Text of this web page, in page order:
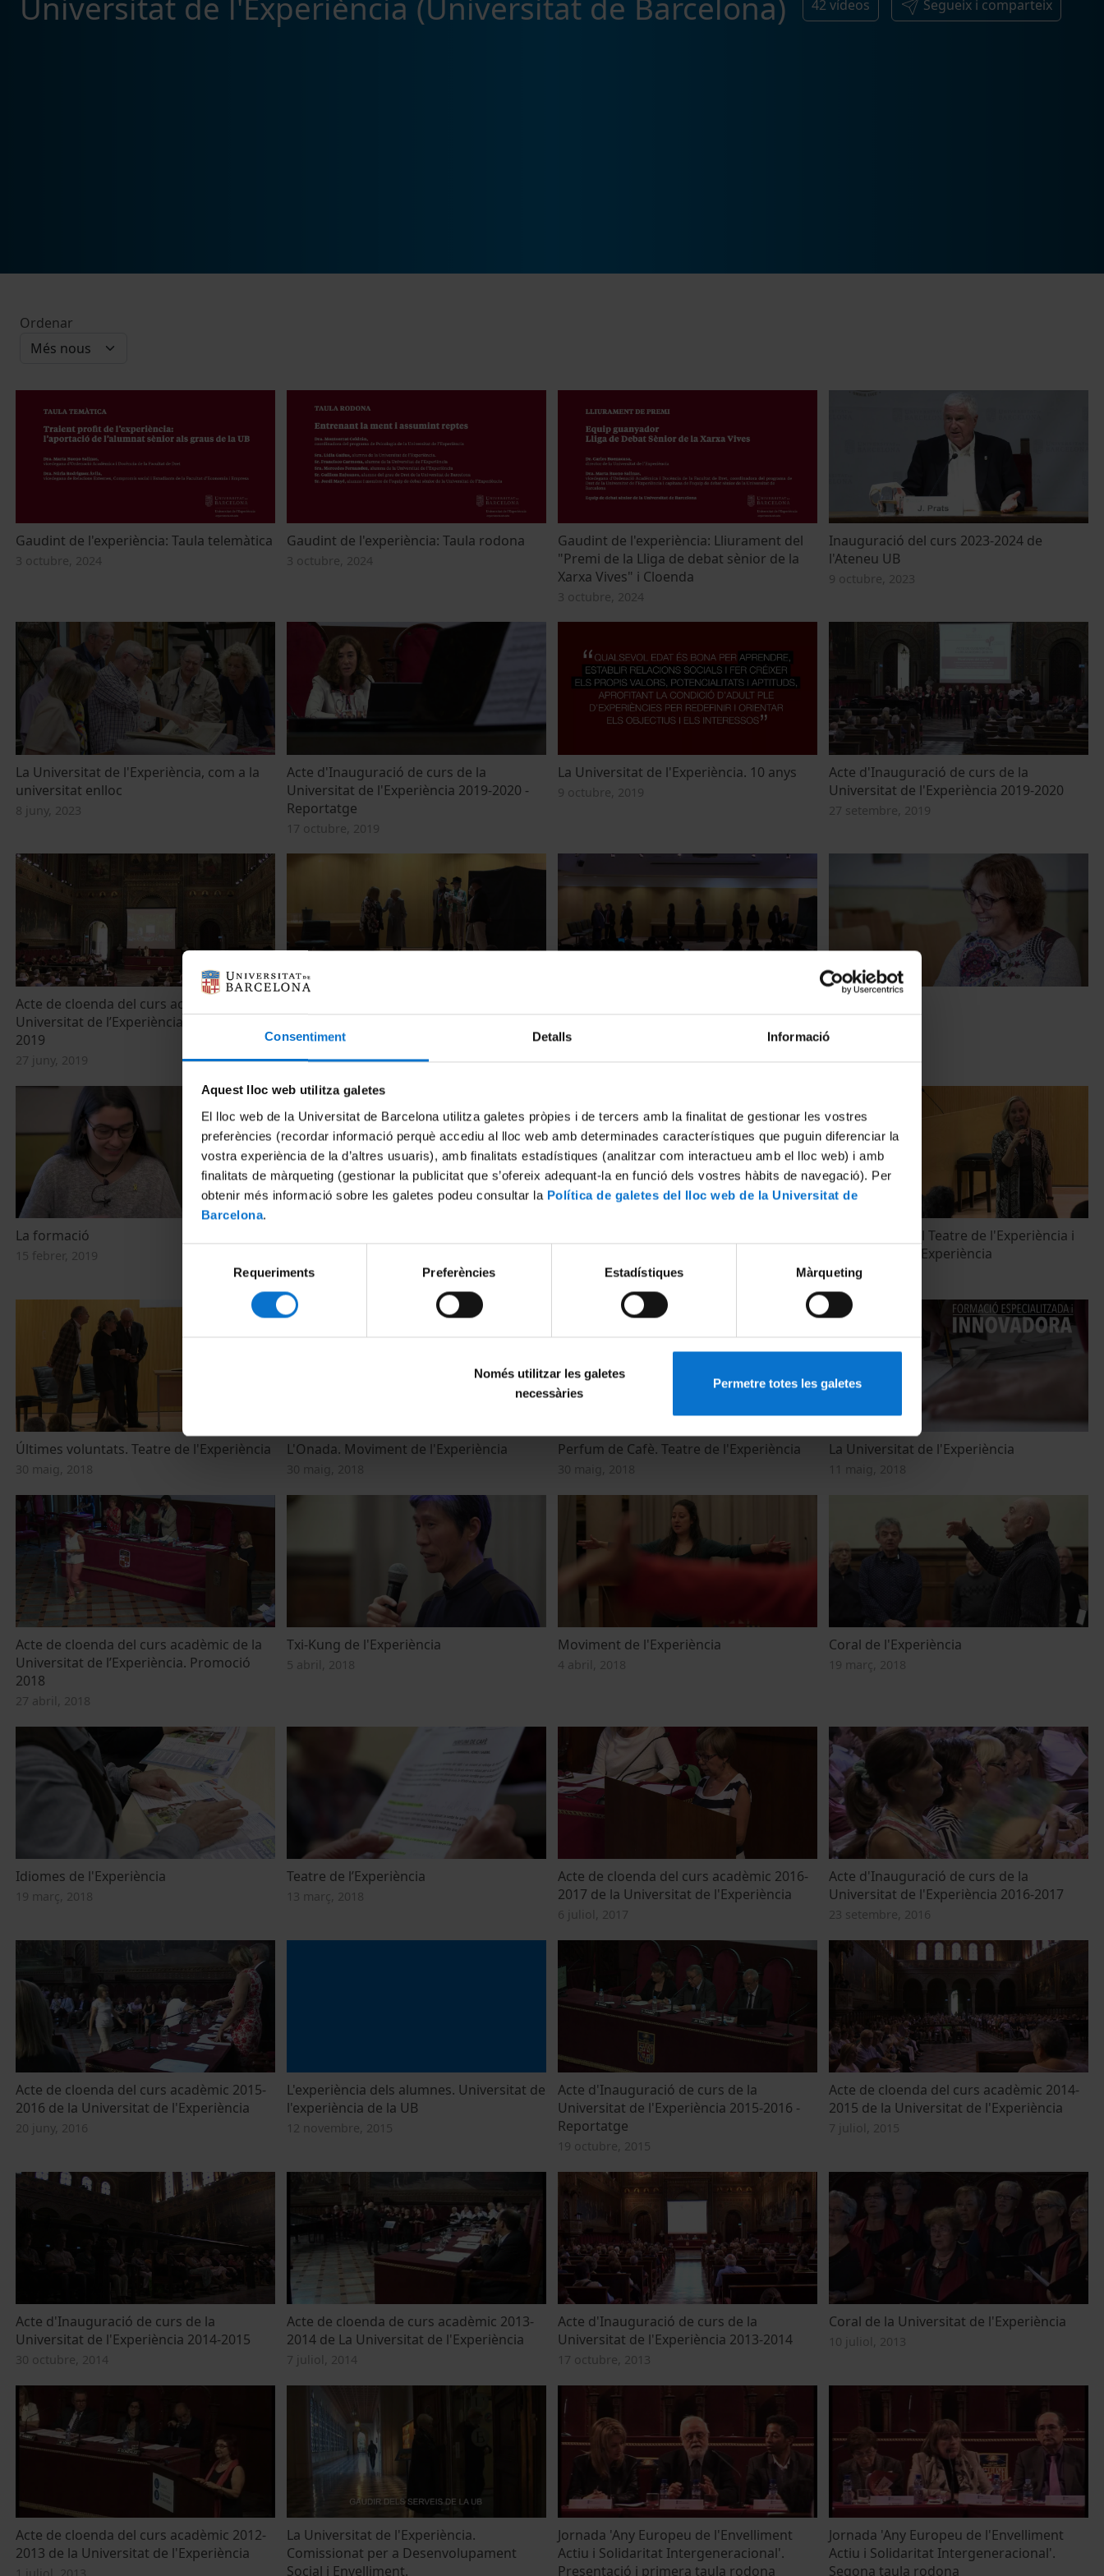
Consentiment Detalls Informació
Aquest lloc web utilitza galetes
El lloc web de la Universitat de Barcelona utilitza galetes pròpies i de tercers amb la finalitat de gestionar les vostres
preferències (recordar informació perquè accediu al lloc web amb determinades característiques que puguin diferenciar la
vostra experiència de la d’altres usuaris), amb finalitats estadístiques (analitzar com interactueu amb el lloc web) i amb
finalitats de màrqueting (gestionar la publicitat que s’ofereix adequant-la en funció dels vostres hàbits de navegació). Per
obtenir més informació sobre les galetes podeu consultar la Política de galetes del lloc web de la Universitat de
Barcelona.
consentiment
Requeriments Preferències Estadístiques Màrqueting
Només utilitzar les galetes
necessàries
Permetre totes les galetes
Universitat de l'Experiència (Universitat de Barcelona) 42 vídeos Segueix i comparteix
Ordenar
Gaudint de l'experiència: Taula telemàtica
3 octubre, 2024
Gaudint de l'experiència: Taula rodona
3 octubre, 2024
Gaudint de l'experiència: Lliurament del
"Premi de la Lliga de debat sènior de la
Xarxa Vives" i Cloenda
3 octubre, 2024
Inauguració del curs 2023-2024 de
l'Ateneu UB
9 octubre, 2023
La Universitat de l'Experiència, com a la
universitat enlloc
8 juny, 2023
Acte d'Inauguració de curs de la
Universitat de l'Experiència 2019-2020 -
Reportatge
17 octubre, 2019
La Universitat de l'Experiència. 10 anys
9 octubre, 2019
Acte d'Inauguració de curs de la
Universitat de l'Experiència 2019-2020
27 setembre, 2019
Acte de cloenda del curs acadèmic de la
Universitat de l’Experiència. Promoció
2019
27 juny, 2019
14 juny, 2019
La formació
15 febrer, 2019
9 octubre, 2018
Presentació del Teatre de l'Experiència i
Moviment de l'Experiència
30 maig, 2018
Últimes voluntats. Teatre de l'Experiència
30 maig, 2018
L'Onada. Moviment de l'Experiència
30 maig, 2018
Perfum de Cafè. Teatre de l'Experiència
30 maig, 2018
La Universitat de l'Experiència
Acte de cloenda del curs acadèmic de la
Universitat de l’Experiència. Promoció
2018
27 abril, 2018
Txi-Kung de l'Experiència
5 abril, 2018
Moviment de l'Experiència
4 abril, 2018
Coral de l'Experiència
19 març, 2018
Idiomes de l'Experiència
19 març, 2018
Teatre de l’Experiència
13 març, 2018
Acte de cloenda del curs acadèmic 2016-
2017 de la Universitat de l'Experiència
6 juliol, 2017
Acte d'Inauguració de curs de la
Universitat de l'Experiència 2016-2017
23 setembre, 2016
Acte de cloenda del curs acadèmic 2015-
2016 de la Universitat de l'Experiència
20 juny, 2016
L'experiència dels alumnes. Universitat de
l'experiència de la UB
12 novembre, 2015
Acte d'Inauguració de curs de la
Universitat de l'Experiència 2015-2016 -
Reportatge
19 octubre, 2015
Acte de cloenda del curs acadèmic 2014-
2015 de la Universitat de l'Experiència
7 juliol, 2015
Acte d'Inauguració de curs de la
Universitat de l'Experiència 2014-2015
30 octubre, 2014
Acte de cloenda de curs acadèmic 2013-
2014 de La Universitat de l'Experiència
7 juliol, 2014
Acte d'Inauguració de curs de la
Universitat de l'Experiència 2013-2014
17 octubre, 2013
Coral de la Universitat de l'Experiència
10 juliol, 2013
Acte de cloenda del curs acadèmic 2012-
2013 de la Universitat de l'Experiència
La Universitat de l'Experiència.
Comissionat per a Desenvolupament
Social i Envelliment.
Jornada 'Any Europeu de l'Envelliment
Actiu i Solidaritat Intergeneracional'.
Presentació i primera taula rodona
Jornada 'Any Europeu de l'Envelliment
Actiu i Solidaritat Intergeneracional'.
Segona taula rodona